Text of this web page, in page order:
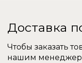
Доставка
Чтобы заказать
нашим